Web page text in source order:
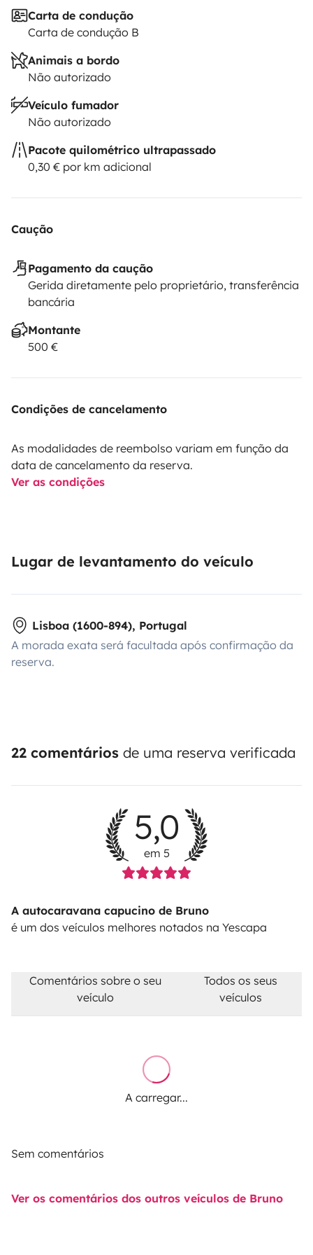
Carta de condução
Carta de condução B
Animais a bordo
Não autorizado
Veículo fumador
Não autorizado
Pacote quilométrico ultrapassado
0,30 € por km adicional
Caução
Pagamento da caução
Gerida diretamente pelo proprietário, transferência
bancária
Montante
500 €
Condições de cancelamento
As modalidades de reembolso variam em função da
data de cancelamento da reserva.
Ver as condições
Lugar de levantamento do veículo
Lisboa (1600-894), Portugal
A morada exata será facultada após confirmação da
reserva.
22 comentários de uma reserva verificada
5,0
em 5
A autocaravana capucino de Bruno
é um dos veículos melhores notados na Yescapa
Comentários sobre o seu
veículo
Todos os seus
veículos
A carregar...
Sem comentários
Ver os comentários dos outros veículos de Bruno